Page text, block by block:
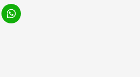
LinkedIn